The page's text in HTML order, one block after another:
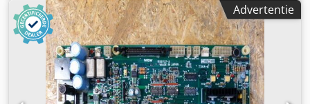
Dodpfozlb Ecjx Ab Sskr Gereedschapsmagazijn voor 40
gereedschappen, BT 30 Koelvloeistofdruk: 70 bar 3D-
meetsensor OMP 40 Elektronisch handwiel
Spanentransporteur
Advertentie